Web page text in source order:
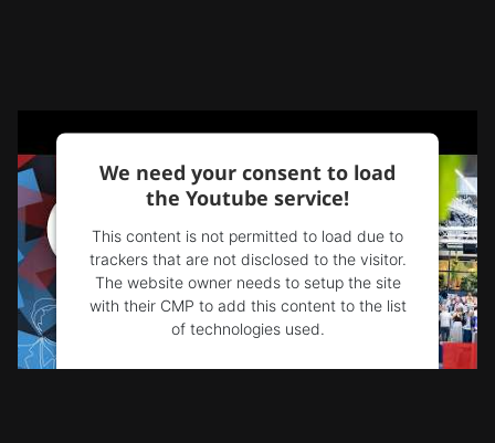
We need your consent to load
the Youtube service!
This content is not permitted to load due to
trackers that are not disclosed to the visitor.
The website owner needs to setup the site
with their CMP to add this content to the list
of technologies used.
Powered byUsercentrics Consent